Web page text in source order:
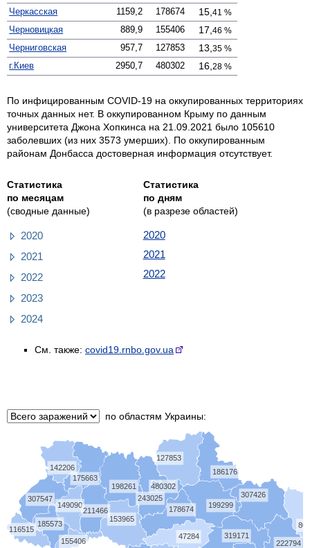
Черкасская 1159,2 178674 15, 41 %
Черновицкая 889,9 155406 17, 46 %
Черниговская 957,7 127853 13, 35 %
г.Киев 2950,7 480302 16, 28 %
По инфицированным COVID-19 на оккупированных территориях
точных данных нет. В оккупированном Крыму по данным
университета Джона Хопкинса на 21.09.2021 было 105610
заболевших (из них 3573 умерших). По оккупированным
районам Донбасса достоверная информация отсутствует.
Статистика
по месяцам
(сводные данные)
2020
2021
2022
2023
2024
Статистика
по дням
(в разрезе областей)
2020
2021
2022
См. также: covid19.rnbo.gov.ua
по областям Украины:
153965
142206
319171
222794
198261
116515
185573
243025
47284
307547
199299
175663
186176
149090
307426
211466 178674
155406
127853
480302